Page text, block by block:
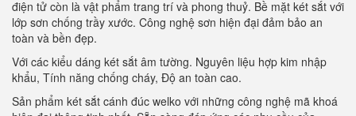
điện tử còn là vật phẩm trang trí và phong thuỷ. Bề mặt két sắt với
lớp sơn chống trầy xước. Công nghệ sơn hiện đại đảm bảo an
toàn và bền đẹp.
Với các kiểu dáng két sắt âm tường. Nguyên liệu hợp kim nhập
khẩu, Tính năng chống cháy, Độ an toàn cao.
Sản phẩm két sắt cánh đúc welko với những công nghệ mã khoá